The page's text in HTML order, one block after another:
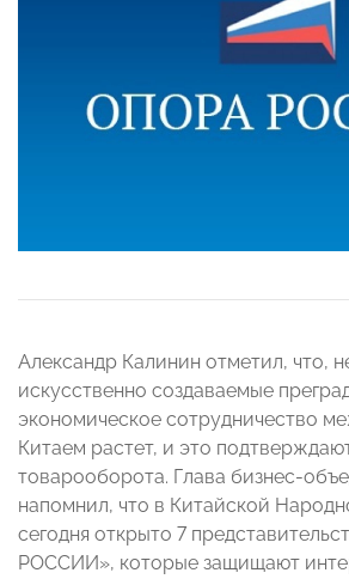
Александр Калинин отметил, что,
искусственно создаваемые
экономическое сотрудничество
Китаем растет, и это
товарооборота. Глава бизнес-
напомнил, что в Китайской
сегодня открыто 7
РОССИИ», которые защищают